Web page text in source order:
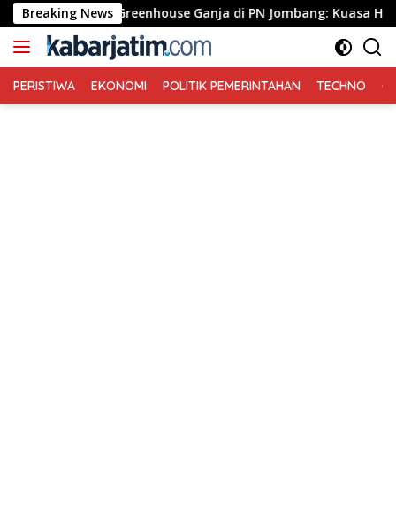
Langsung
ke
konten
Breaking News
Kasus Greenhouse Ganja di PN Jombang: Kuasa
PERISTIWA EKONOMI POLITIK PEMERINTAHAN TECHNO